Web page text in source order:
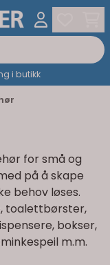
i butikk
for små og
på å skape
behov løses.
toalettbørster,
bokser,
m.m.